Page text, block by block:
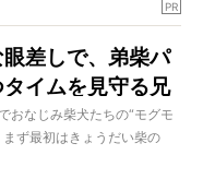
っていては本末転倒。もち
ることが理想です。
いたらNG』と声を大にした
して、食材のみで作られた
ッグフード工房』とは!?
PR
差しで、弟柴パ
イムを見守る兄
しい“おこぼれ待
か…？
おなじみ柴犬たちの“モグモ
ず最初はきょうだい柴の
』おやつタイム、お次はお